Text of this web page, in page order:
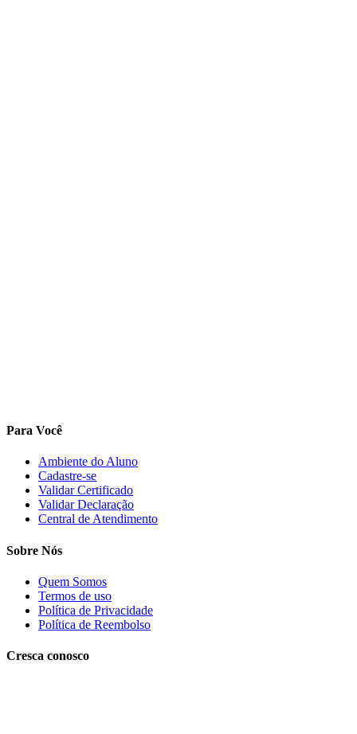
Para Você
Ambiente do Aluno
Cadastre-se
Validar Certificado
Validar Declaração
Central de Atendimento
Sobre Nós
Quem Somos
Termos de uso
Política de Privacidade
Política de Reembolso
Cresça conosco